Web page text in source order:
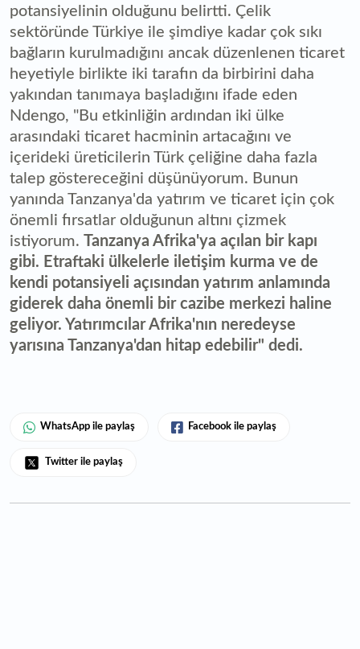
potansiyelinin olduğunu belirtti. Çelik
sektöründe Türkiye ile şimdiye kadar çok sıkı
bağların kurulmadığını ancak düzenlenen ticaret
heyetiyle birlikte iki tarafın da birbirini daha
yakından tanımaya başladığını ifade eden
Ndengo, "Bu etkinliğin ardından iki ülke
arasındaki ticaret hacminin artacağını ve
içerideki üreticilerin Türk çeliğine daha fazla
talep göstereceğini düşünüyorum. Bunun
yanında Tanzanya'da yatırım ve ticaret için çok
önemli fırsatlar olduğunun altını çizmek
istiyorum.
Tanzanya Afrika'ya açılan bir kapı
gibi. Etraftaki ülkelerle iletişim kurma ve de
kendi potansiyeli açısından yatırım anlamında
giderek daha önemli bir cazibe merkezi haline
geliyor. Yatırımcılar Afrika'nın neredeyse
yarısına Tanzanya'dan hitap edebilir" dedi.
WhatsApp ile paylaş Facebook ile paylaş
Twitter ile paylaş